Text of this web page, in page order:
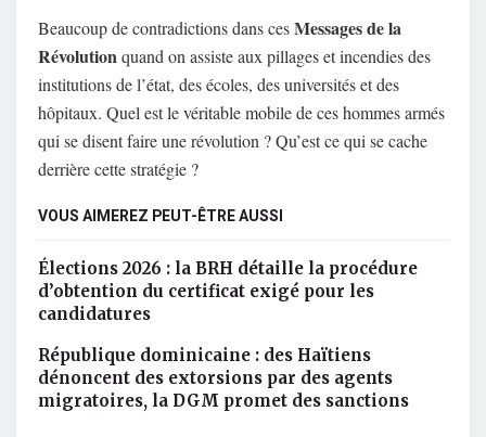
Beaucoup de contradictions dans cesMessages dela
Révolutionquand on assiste aux pillages et incendies des
institutions de l’état, des écoles, des universités et des
hôpitaux. Quel est le véritable mobile de ces hommes armés
qui se disent faire une révolution ? Qu’est ce qui se cache
derrière cette stratégie ?
VOUS AIMEREZ PEUT-ÊTRE AUSSI
Élections 2026 : la BRH détaille la procédure
d’obtention du certificat exigé pour les
candidatures
République dominicaine : des Haïtiens
dénoncent des extorsions par des agents
migratoires, la DGM promet des sanctions